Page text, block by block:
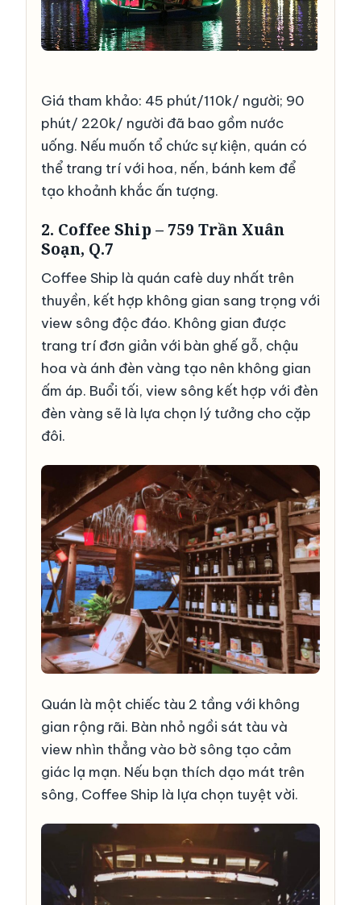
Giá tham khảo: 45 phút/110k/ người; 90
phút/ 220k/ người đã bao gồm nước
uống. Nếu muốn tổ chức sự kiện, quán có
thể trang trí với hoa, nến, bánh kem để
tạo khoảnh khắc ấn tượng.
2. Coffee Ship – 759 Trần Xuân
Soạn, Q.7
Coffee Ship là quán cafè duy nhất trên
thuyền, kết hợp không gian sang trọng với
view sông độc đáo. Không gian được
trang trí đơn giản với bàn ghế gỗ, chậu
hoa và ánh đèn vàng tạo nên không gian
ấm áp. Buổi tối, view sông kết hợp với đèn
đèn vàng sẽ là lựa chọn lý tưởng cho cặp
đôi.
Quán là một chiếc tàu 2 tầng với không
gian rộng rãi. Bàn nhỏ ngồi sát tàu và
view nhìn thẳng vào bờ sông tạo cảm
giác lạ mạn. Nếu bạn thích dạo mát trên
sông, Coffee Ship là lựa chọn tuyệt vời.